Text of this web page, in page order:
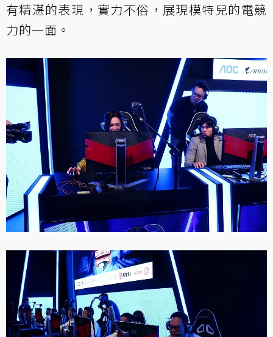
有精湛的表現，實力不俗，展現模特兒的電競
力的一面。